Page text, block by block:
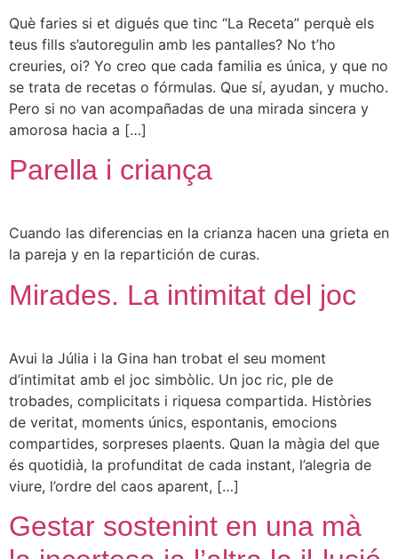
Què faries si et digués que tinc “La Receta” perquè els
teus fills s’autoregulin amb les pantalles? No t’ho
creuries, oi? Yo creo que cada familia es única, y que no
se trata de recetas o fórmulas. Que sí, ayudan, y mucho.
Pero si no van acompañadas de una mirada sincera y
amorosa hacia a […]
Parella i criança
Cuando las diferencias en la crianza hacen una grieta en
la pareja y en la repartición de curas.
Mirades. La intimitat del joc
Avui la Júlia i la Gina han trobat el seu moment
d’intimitat amb el joc simbòlic. Un joc ric, ple de
trobades, complicitats i riquesa compartida. Històries
de veritat, moments únics, espontanis, emocions
compartides, sorpreses plaents. Quan la màgia del que
és quotidià, la profunditat de cada instant, l’alegria de
viure, l’ordre del caos aparent, […]
Gestar sostenint en una mà